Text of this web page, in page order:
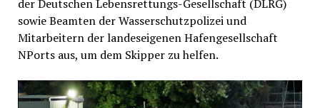
der Deutschen Lebensrettungs-Gesellschaft (DLRG)
sowie Beamten der Wasserschutzpolizei und
Mitarbeitern der landeseigenen Hafengesellschaft
NPorts aus, um dem Skipper zu helfen.